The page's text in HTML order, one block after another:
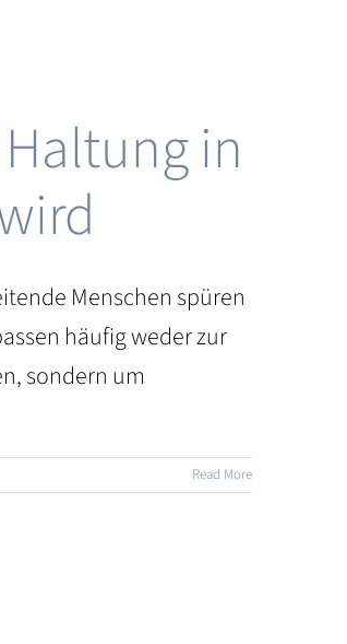
in
Menschen spüren
häufig weder zur
sondern um
Read More